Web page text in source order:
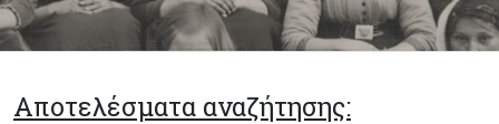
Αποτελέσματα αναζήτησης: